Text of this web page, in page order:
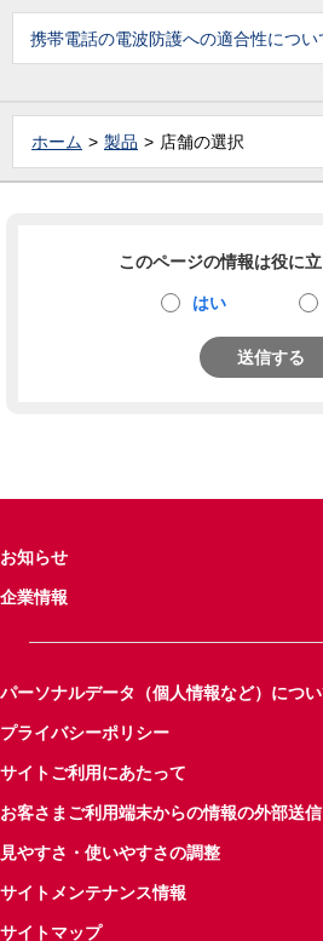
携帯電話の電波防護への適合性につい
ホーム 製品 店舗の選択
このページの情報は役に
はい
送信する
お知らせ
企業情報
パーソナルデータ（個人情報など）につ
プライバシーポリシー
サイトご利用にあたって
お客さまご利用端末からの情報の外部送
見やすさ・使いやすさの調整
サイトメンテナンス情報
サイトマップ